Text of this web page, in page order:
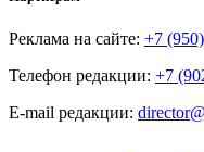
Реклама на сайте: +7
Телефон редакции: +7
E-mail редакции: